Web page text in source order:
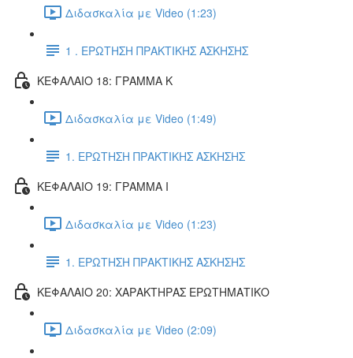
Διδασκαλία με Video (1:23)
1 . ΕΡΩΤΗΣΗ ΠΡΑΚΤΙΚΗΣ ΑΣΚΗΣΗΣ
ΚΕΦΑΛΑΙΟ 18: ΓΡΑΜΜΑ Κ
Διδασκαλία με Video (1:49)
1. ΕΡΩΤΗΣΗ ΠΡΑΚΤΙΚΗΣ ΑΣΚΗΣΗΣ
ΚΕΦΑΛΑΙΟ 19: ΓΡΑΜΜΑ Ι
Διδασκαλία με Video (1:23)
1. ΕΡΩΤΗΣΗ ΠΡΑΚΤΙΚΗΣ ΑΣΚΗΣΗΣ
ΚΕΦΑΛΑΙΟ 20: ΧΑΡΑΚΤΗΡΑΣ ΕΡΩΤΗΜΑΤΙΚΟ
Διδασκαλία με Video (2:09)